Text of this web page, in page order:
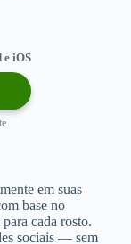
iOS
em suas
base no
cada rosto.
sociais — sem